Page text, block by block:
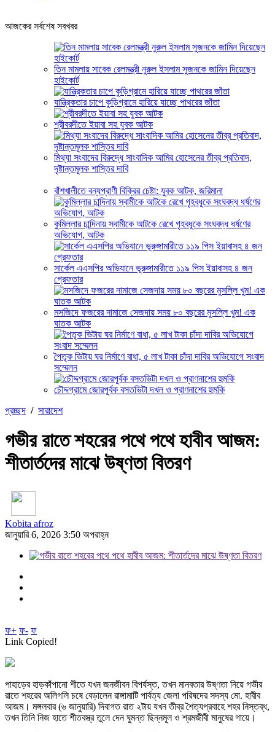
আজকের সর্বশেষ সবখবর
তিন মামলায় সাবেক রেলমন্ত্রী নুরুল ইসলাম সুজনকে জামিন দিয়েছেন
হাইকোর্ট
যান্ত্রিকতার চাপে কুড়িগ্রামে হারিয়ে যাচ্ছে পাথরের জাঁতা
শ্রীবরদীতে ইয়াবা সহ যুবক আটক
মিথ্যা সংবাদের বিরুদ্ধে সাংবাদিক আমির হোসেনের তীব্র প্রতিবাদ,
দৃষ্টান্তমূলক শাস্তির দাবি
বাঁশখালীতে বন্যপ্রাণী বিক্রির চেষ্টা: যুবক আটক, জরিমানা
কুমিল্লার চান্দিনায় স্বামীকে আটকে রেখে গৃহবধূকে সংঘবদ্ধ ধর্ষণের
অভিযোগ, আটক
সার্কেল এএসপির অভিযানে ভূরুঙ্গামারীতে ১১৯ পিস ইয়াবাসহ ৪ জন
গ্রেফতার
মসজিদে ফজরের নামাজে সেজদায় সময় ৮০ বছরের মুসল্লি খুম! এক
ঘাতক আটক
পৈতৃক ভিটায় ঘর নির্মাণে বাধা, ৫ লাখ টাকা চাঁদা দাবির অভিযোগে সংবাদ
সম্মেলন
চৌদ্দগ্রামে জোরপূর্বক বসতভিটা দখল ও প্রাণনাশের হুমকি
প্রচ্ছদ / সারাদেশ
গভীর রাতে শহরের পথে পথে হাবীব আজম:
শীতার্তদের মাঝে উষ্ণতা বিতরণ
Kobita afroz
জানুয়ারি 6, 2026 3:50 অপরাহ্ন
ফ+ ফ- ফ
Link Copied!
পাহাড়ের হাড়কাঁপানো শীতে যখন জনজীবন বিপর্যস্ত, তখন মানবতার উষ্ণতা নিয়ে গভীর
রাতে শহরের অলিগলি চষে বেড়ালেন রাঙ্গামাটি পার্বত্য জেলা পরিষদের সদস্য মো. হাবীব
আজম। মঙ্গলবার (৬ জানুয়ারি) দিবাগত রাত ২টায় যখন তীব্র শৈত্যপ্রবাহে শহর নিস্তব্ধ,
তখন তিনি নিজ হাতে শীতবস্ত্র তুলে দেন ঘুমন্ত ছিন্নমূল ও শ্রমজীবী মানুষের গায়ে।